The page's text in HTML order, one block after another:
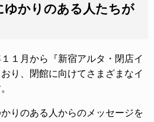
ゆかりのある人たちが
１月から『新宿アルタ・閉店イ
り、閉館に向けてさまざまなイ
りのある人からのメッセージを